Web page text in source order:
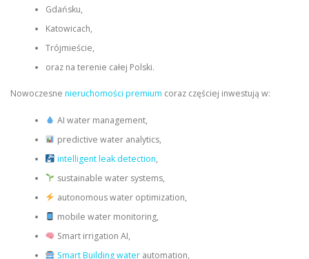
Gdańsku,
Katowicach,
Trójmieście,
oraz na terenie całej Polski.
Nowoczesne nieruchomości premium coraz częściej inwestują w:
AI water management,
predictive water analytics,
intelligent leak detection,
sustainable water systems,
autonomous water optimization,
mobile water monitoring,
Smart irrigation AI,
Smart Building waterautomation,